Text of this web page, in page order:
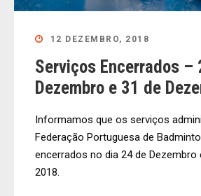
12 DEZEMBRO, 2018
Serviços Encerrados –
Dezembro e 31 de
Informamos que os serviços
Federação Portuguesa de
encerrados no dia 24 de Dezembro
2018.